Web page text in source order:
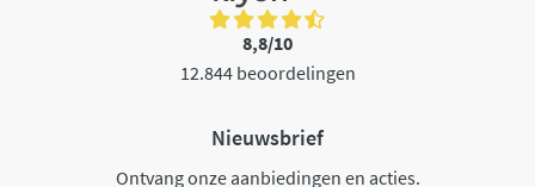
8,8/10
12.844 beoordelingen
Nieuwsbrief
Ontvang onze aanbiedingen en acties.